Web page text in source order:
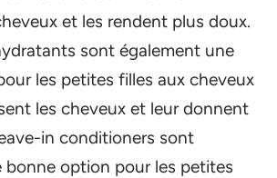
et les rendent plus doux.
sont également une
les petites filles aux cheveux
les cheveux et leur donnent
in conditioners sont
bonne option pour les petites